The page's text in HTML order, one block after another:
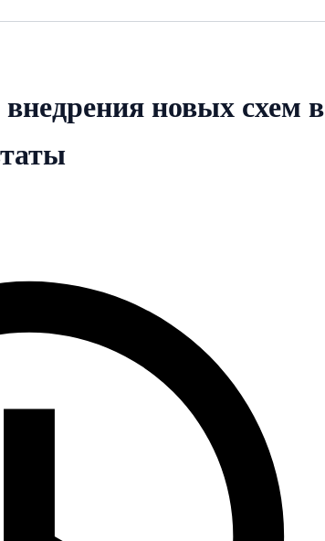
новых схем в